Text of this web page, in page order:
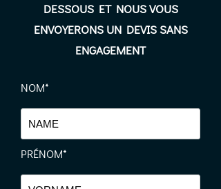
DESSOUS ET NOUS VOUS
ENVOYERONS UN DEVIS SANS
ENGAGEMENT
NOM*
PRÉNOM*